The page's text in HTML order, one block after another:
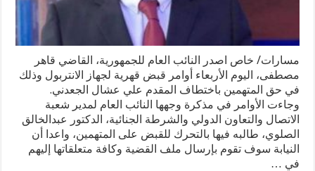
مسارات/ خاص اصدر النائب العام للجمهورية، القاضي قاهر
مصطفى، اليوم الأربعاء أوامر قبض قهرية لجهاز الانتربول وذلك
في حق المتهمين باختطاف المقدم علي عشال الجعدني.
وجاءت الأوامر في مذكرة وجهها النائب العام لمدير شعبة
الاتصال والتعاون الدولي والشرطة الجنائية، الدكتور عبدالخالق
الصلوي، طالبه فيها بالتحرك للقبض على المتهمين، واعدا أن
النيابة سوف تقوم بإرسال ملف القضية وكافة متعلقاتها إليهم
في …